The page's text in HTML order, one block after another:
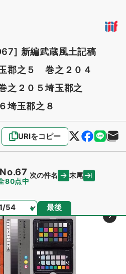
新編武蔵風土記稿
郡之５ 巻之２０４
２０５埼玉郡之
埼玉郡之８
URIをコピー
No.67
80点中
次の件名 末尾
ジ 最後